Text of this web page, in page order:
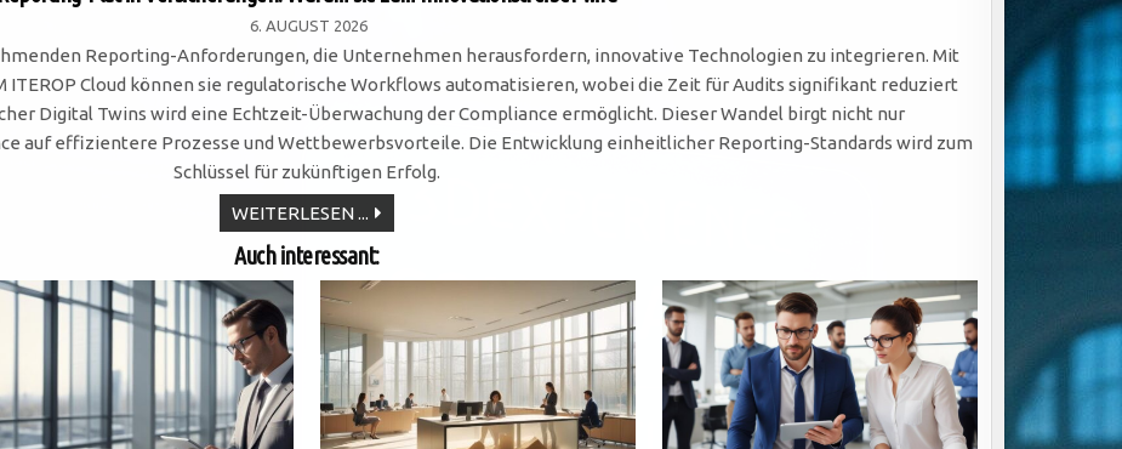
6. AUGUST 2026
Reporting-Anforderungen, die Unternehmen herausfordern, innovative Technologien zu integrieren. Mit
ITEROP Cloud können sie regulatorische Workflows automatisieren, wobei die Zeit für Audits signifikant reduziert
Digital Twins wird eine Echtzeit-Überwachung der Compliance ermöglicht. Dieser Wandel birgt nicht nur
auf effizientere Prozesse und Wettbewerbsvorteile. Die Entwicklung einheitlicher Reporting-Standards wird zum
Schlüssel für zukünftigen Erfolg.
WEITERLESEN ... REPORTING-
FLUT
IN
VERSICHERUNGEN:
WARUM
INNOVATIONSTREIBER
WIRD
Auch interessant: